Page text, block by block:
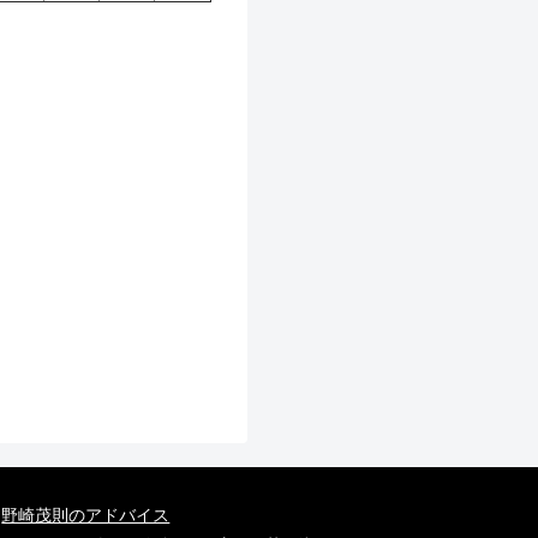
野崎茂則のアドバイス